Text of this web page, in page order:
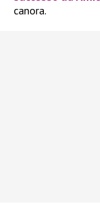
canora.